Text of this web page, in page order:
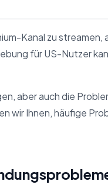
Kanal zu streamen,
für US-Nutzer
aber auch die
wir Ihnen, häufige